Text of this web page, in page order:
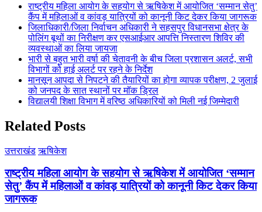
राष्ट्रीय महिला आयोग के सहयोग से ऋषिकेश में आयोजित ‘सम्मान सेतु’
कैंप में महिलाओं व कांवड़ यात्रियों को कानूनी किट देकर किया जागरूक
जिलाधिकारी/जिला निर्वाचन अधिकारी ने सहसपुर विधानसभा क्षेत्र के
पोलिंग बूथों का निरीक्षण कर एसआईआर आपत्ति निस्तारण शिविर की
व्यवस्थाओं का लिया जायजा
भारी से बहुत भारी वर्षा की चेतावनी के बीच जिला प्रशासन अलर्ट, सभी
विभागों को हाई अलर्ट पर रहने के निर्देश
मानसून आपदा से निपटने की तैयारियों का होगा व्यापक परीक्षण, 2 जुलाई
को जनपद के सात स्थानों पर मॉक ड्रिल
विद्यालयी शिक्षा विभाग में वरिष्ठ अधिकारियों को मिली नई जिम्मेदारी
Related Posts
उत्तराखंड ऋषिकेश
राष्ट्रीय महिला आयोग के सहयोग से ऋषिकेश में आयोजित ‘सम्मान
सेतु’ कैंप में महिलाओं व कांवड़ यात्रियों को कानूनी किट देकर किया
जागरूक